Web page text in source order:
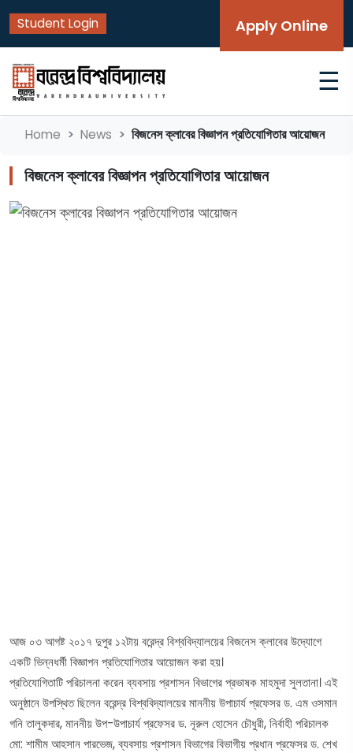
Student Login Apply Online
☰
Home News বিজনেস ক্লাবের বিজ্ঞাপন প্রতিযোগিতার আয়োজন
বিজনেস ক্লাবের বিজ্ঞাপন প্রতিযোগিতার আয়োজন
আজ ০৩ আগষ্ট ২০১৭ দুপুর ১২টায় বরেন্দ্র বিশ্ববিদ্যালয়ের বিজনেস ক্লাবের উদ্যোগে
একটি ভিন্নধর্মী বিজ্ঞাপন প্রতিযোগিতার আয়োজন করা হয়।
প্রতিযোগিতাটি পরিচালনা করেন ব্যবসায় প্রশাসন বিভাগের প্রভাষক মাহমুদা সুলতানা। এই
অনুষ্ঠানে উপস্থিত ছিলেন বরেন্দ্র বিশ্ববিদ্যালয়ের মাননীয় উপাচার্য প্রফেসর ড. এম ওসমান
গনি তালুকদার, মাননীয় উপ-উপাচার্য প্রফেসর ড. নূরুল হোসেন চৌধুরী, নির্বাহী পরিচালক
মো: শামীম আহসান পারভেজ, ব্যবসায় প্রশাসন বিভাগের বিভাগীয় প্রধান প্রফেসর ড. শেখ